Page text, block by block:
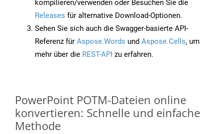
kompilieren/verwenden oder Besuchen Sie die
Releases für alternative Download-Optionen.
Sehen Sie sich auch die Swagger-basierte API-
Referenz für Aspose.Words und Aspose.Cells, um
mehr über die REST-API zu erfahren.
PowerPoint POTM-Dateien online
konvertieren: Schnelle und einfache
Methode